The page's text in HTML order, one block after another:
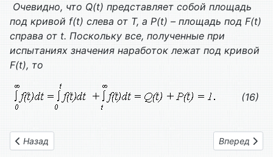
Очевидно, что Q(t) представляет собой площадь
под кривой f(t) слева от T, а P(t) – площадь под F(t)
справа от t. Поскольку все, полученные при
испытаниях значения наработок лежат под кривой
F(t), то
(16)
Предыдущий: Глава 03. Показатели безотказности.
Назад Следующий:
Вперед